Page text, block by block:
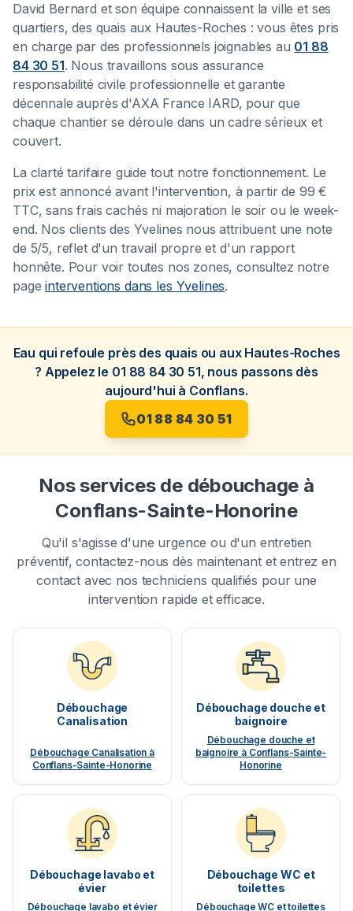
David Bernard et son équipe connaissent la ville et ses
quartiers, des quais aux Hautes-Roches : vous êtes pris
en charge par des professionnels joignables au 01 88
84 30 51. Nous travaillons sous assurance
responsabilité civile professionnelle et garantie
décennale auprès d'AXA France IARD, pour que
chaque chantier se déroule dans un cadre sérieux et
couvert.
La clarté tarifaire guide tout notre fonctionnement. Le
prix est annoncé avant l'intervention, à partir de 99 €
TTC, sans frais cachés ni majoration le soir ou le week-
end. Nos clients des Yvelines nous attribuent une note
de 5/5, reflet d'un travail propre et d'un rapport
honnête. Pour voir toutes nos zones, consultez notre
pageinterventions dans les Yvelines.
Eau qui refoule près des quais ou aux Hautes-Roches
? Appelez le 01 88 84 30 51, nous passons dès
aujourd'hui à Conflans.
01 88 84 30 51
Nos services de débouchage à
Conflans-Sainte-Honorine
Qu'il s'agisse d'une urgence ou d'un entretien
préventif, contactez-nous dès maintenant et entrez en
contact avec nos techniciens qualifiés pour une
intervention rapide et efficace.
Débouchage
Canalisation
Débouchage Canalisation à
Conflans-Sainte-Honorine
Débouchage douche et
baignoire
Débouchage douche et
baignoire à Conflans-Sainte-
Honorine
Débouchage lavabo et
évier
Débouchage lavabo et évier
Débouchage WC et
toilettes
Débouchage WC et toilettes